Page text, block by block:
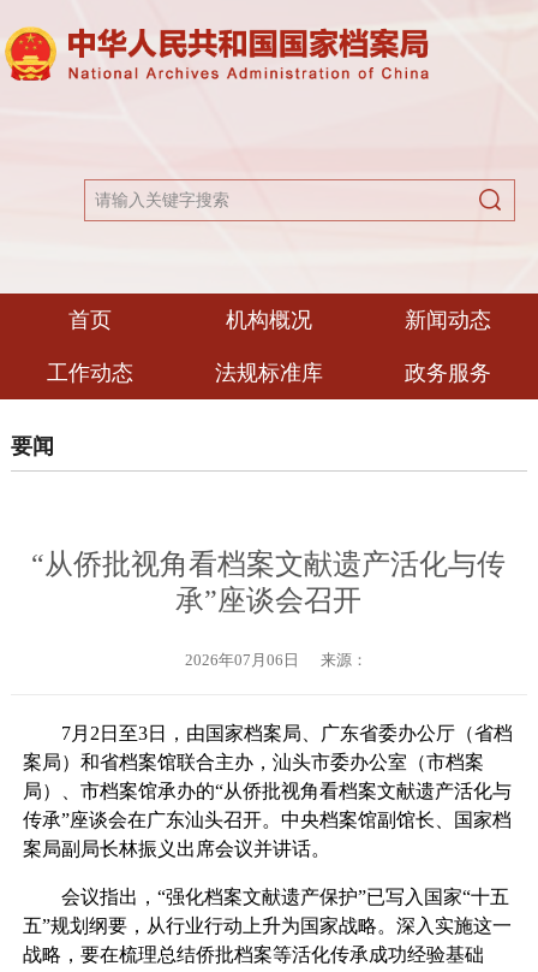
首页 机构概况 新闻动态
工作动态 法规标准库 政务服务
要闻
“从侨批视角看档案文献遗产活化与传
承”座谈会召开
2026年07月06日 来源：
7月2日至3日，由国家档案局、广东省委办公厅（省档
案局）和省档案馆联合主办，汕头市委办公室（市档案
局）、市档案馆承办的“从侨批视角看档案文献遗产活化与
传承”座谈会在广东汕头召开。中央档案馆副馆长、国家档
案局副局长林振义出席会议并讲话。
会议指出，“强化档案文献遗产保护”已写入国家“十五
五”规划纲要，从行业行动上升为国家战略。深入实施这一
战略，要在梳理总结侨批档案等活化传承成功经验基础